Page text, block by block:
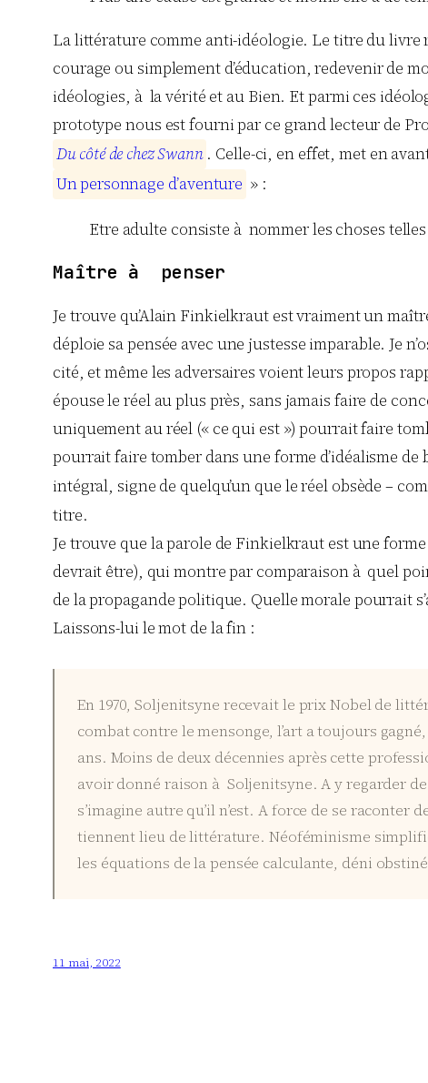
La littérature comme anti-idéologie. Le titre du livre
courage ou simplement d’éducation, redevenir de
idéologies, à la vérité et au Bien. Et parmi ces
prototype nous est fourni par ce grand lecteur de
DucôtédechezSwann . Celle-ci, en effet, met en
Unpersonnage d’aventure » :
Etre adulte consiste à nommer les choses
Maître à penser
Je trouve qu’Alain Finkielkraut est vraiment un
déploie sa pensée avec une justesse imparable. Je
cité, et même les adversaires voient leurs propos
épouse le réel au plus près, sans jamais faire de
uniquement au réel (« ce qui est ») pourrait faire
pourrait faire tomber dans une forme d’idéalisme
intégral, signe de quelqu’un que le réel obsède –
titre.
Je trouve que la parole de Finkielkraut est une
devrait être), qui montre par comparaison à quel
de la propagande politique. Quelle morale pourrait
Laissons-lui le mot de la fin :
En 1970, Soljenitsyne recevait le prix Nobel de
combat contre le mensonge, l’art a toujours
ans. Moins de deux décennies après cette
avoir donné raison à Soljenitsyne. A y regarder
s’imagine autre qu’il n’est. A force de se
tiennent lieu de littérature. Néoféminisme
les équations de la pensée calculante, déni
11 mai, 2022